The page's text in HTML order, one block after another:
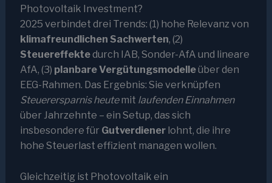
Photovoltaik Investment?
2025 verbindet drei Trends: (1) hohe Relevanz von
klimafreundlichen Sachwerten, (2)
Steuereffektedurch IAB, Sonder-AfA und lineare
AfA, (3) planbare Vergütungsmodelleüber den
EEG-Rahmen. Das Ergebnis: Sie verknüpfen
Steuerersparnis heutemit laufenden Einnahmen
über Jahrzehnte – ein Setup, das sich
insbesondere für Gutverdienerlohnt, die ihre
hohe Steuerlast effizient managen wollen.
Gleichzeitig ist Photovoltaik ein